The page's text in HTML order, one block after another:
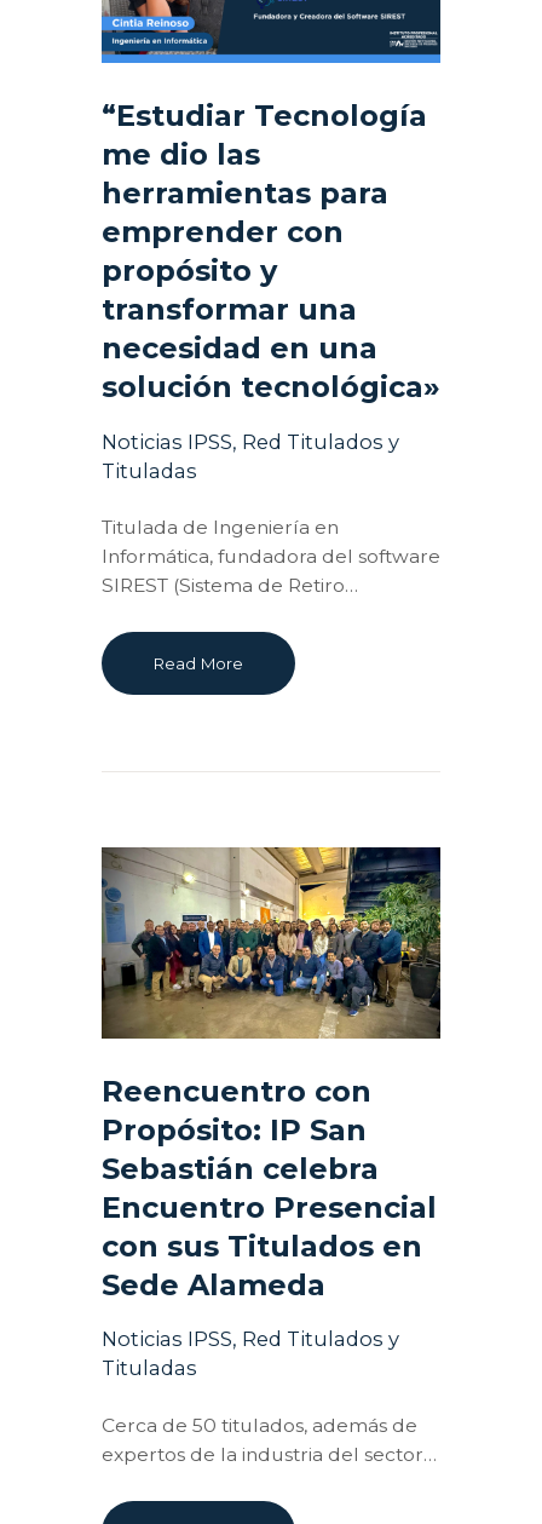
“Estudiar Tecnología
me dio las
herramientas para
emprender con
propósito y
transformar una
necesidad en una
solución tecnológica»
Noticias IPSS, Red Titulados y
Tituladas
Titulada de Ingeniería en
Informática, fundadora del software
SIREST (Sistema de Retiro…
Read More
Reencuentro con
Propósito: IP San
Sebastián celebra
Encuentro Presencial
con sus Titulados en
Sede Alameda
Noticias IPSS, Red Titulados y
Tituladas
Cerca de 50 titulados, además de
expertos de la industria del sector…